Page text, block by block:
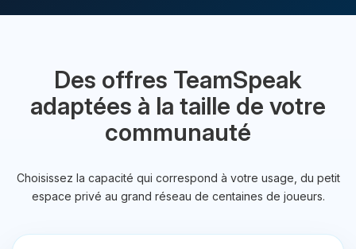
Des offres TeamSpeak
adaptées à la taille de votre
communauté
Choisissez la capacité qui correspond à votre usage, du petit
espace privé au grand réseau de centaines de joueurs.